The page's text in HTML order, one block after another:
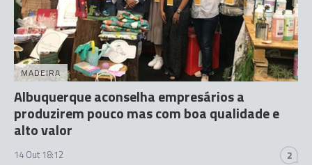
MADEIRA
Albuquerque aconselha empresários a
produzirem pouco mas com boa qualidade e
alto valor
14 Out 18:12 2